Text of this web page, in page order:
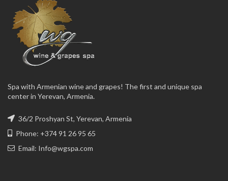
Spa with Armenian wine and grapes! The first and unique spa
center in Yerevan, Armenia.
36/2 Proshyan St, Yerevan, Armenia
Phone: +374 91 26 95 65
Email: Info@wgspa.com